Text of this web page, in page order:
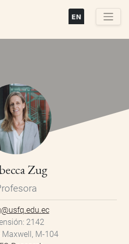
Zug
2142
Maxwell, M-104